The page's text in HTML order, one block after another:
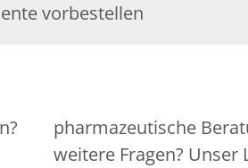
vorbestellen